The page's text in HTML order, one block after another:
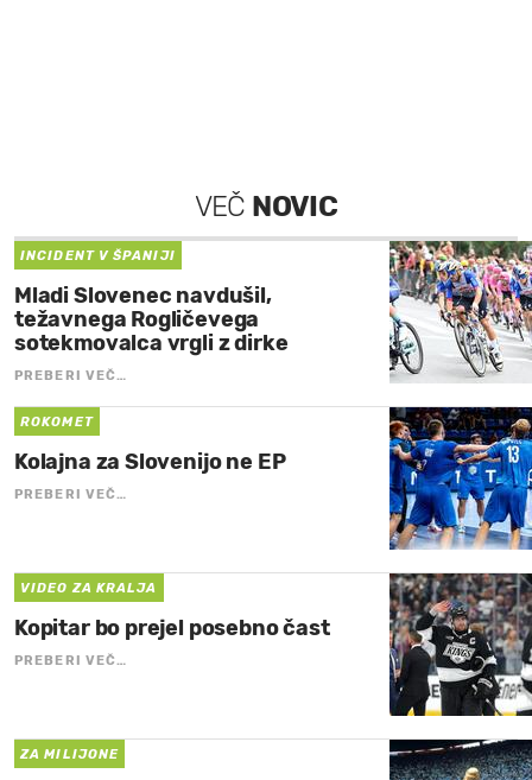
VEČ NOVIC
INCIDENT V ŠPANIJI
Mladi Slovenec navdušil,
težavnega Rogličevega
sotekmovalca vrgli z dirke
PREBERI VEČ…
ROKOMET
Kolajna za Slovenijo ne EP
PREBERI VEČ…
VIDEO ZA KRALJA
Kopitar bo prejel posebno čast
PREBERI VEČ…
ZA MILIJONE